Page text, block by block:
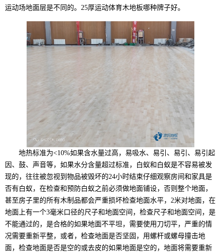
运动场地面层是不同的。25厚运动体育木地板哪种牌子好。
地热标准为<10%如果含水量过高，易吸水、易引、易引、易引起
因、鼓、声音等，如果水分含量超过标准，白蚁和白蚁是不容易被发
现的，往往被忽视到物品被毁坏的24小时结束仔细观察房间和家具是
否有白蚁，在检查和预防白蚁之前必须做地面铺设，否则整个地面，
甚至房子里的所有木制品都会严重损坏检查地面水平，2米对地面，在
地面上有一个3毫米口径的尺子和地面空间，检查尺子和地面空间，是
不能通过的，是合格的如果地面不平坦，需要使用刀切平，严重的情
况需要重新平整，或者，检查地面是否坚固，用螺杆或螺母撞击地
面，检查地面是否是空的或去皮的如果地面是空的，地面将需要重新